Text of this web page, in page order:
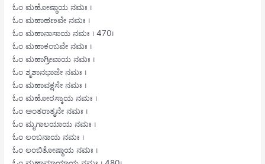
ಓಂ ಮಹೋಷ್ಠಾಯ ನಮಃ ।
ಓಂ ಮಹಾಹಣವೇ ನಮಃ ।
ಓಂ ಮಹಾನಾಸಾಯ ನಮಃ । 470।
ಓಂ ಮಹಾಕಂಬವೇ ನಮಃ ।
ಓಂ ಮಹಾಗ್ರೀವಾಯ ನಮಃ ।
ಓಂ ಶ್ಮಶಾನಭಾಜೇ ನಮಃ ।
ಓಂ ಮಹಾವಕ್ಷಸೇ ನಮಃ ।
ಓಂ ಮಹೋರಸ್ಕಾಯ ನಮಃ ।
ಓಂ ಅಂತರಾತ್ಮನೇ ನಮಃ ।
ಓಂ ಮೃಗಾಲಯಾಯ ನಮಃ ।
ಓಂ ಲಂಬನಾಯ ನಮಃ ।
ಓಂ ಲಂಬಿತೋಷ್ಠಾಯ ನಮಃ ।